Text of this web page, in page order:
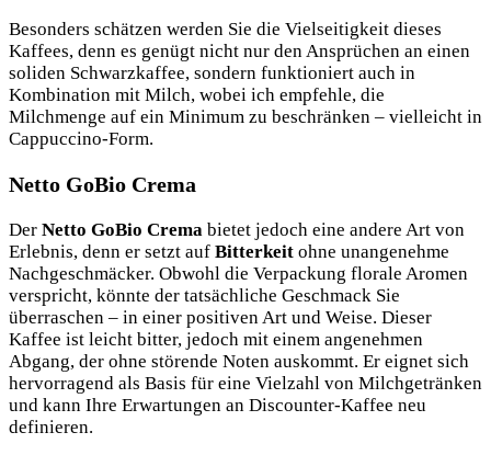
Besonders schätzen werden Sie die Vielseitigkeit dieses
Kaffees, denn es genügt nicht nur den Ansprüchen an einen
soliden Schwarzkaffee, sondern funktioniert auch in
Kombination mit Milch, wobei ich empfehle, die
Milchmenge auf ein Minimum zu beschränken – vielleicht in
Cappuccino-Form.
Netto GoBio Crema
Der Netto GoBio Crema bietet jedoch eine andere Art von
Erlebnis, denn er setzt auf Bitterkeit ohne unangenehme
Nachgeschmäcker. Obwohl die Verpackung florale Aromen
verspricht, könnte der tatsächliche Geschmack Sie
überraschen – in einer positiven Art und Weise. Dieser
Kaffee ist leicht bitter, jedoch mit einem angenehmen
Abgang, der ohne störende Noten auskommt. Er eignet sich
hervorragend als Basis für eine Vielzahl von Milchgetränken
und kann Ihre Erwartungen an Discounter-Kaffee neu
definieren.